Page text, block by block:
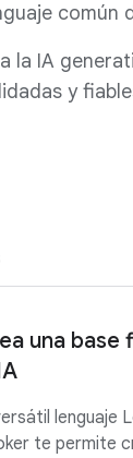
común
la IA
y
una base
lenguaje
te permite